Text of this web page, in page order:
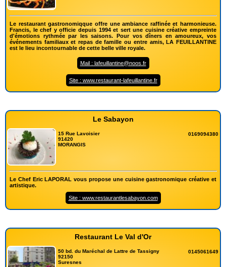
Le restaurant gastronomiqque offre une ambiance raffinée et harmonieuse.
Francis, le chef y officie depuis 1994 et sert une cuisine créative empreinte
d'émotions rythmée par les saisons. Pour vos dîners en amoureux, vos
événements familiaux et repas de famille ou entre amis, LA FEUILLANTINE
est le lieu incontournable de cette belle ville royale.
Mail : lafeuillantine@noos.fr
Site : www.restaurant-lafeuillantine.fr
Le Sabayon
15 Rue Lavoisier
91420
MORANGIS
0169094380
Le Chef Eric LAPORAL vous propose une cuisine gastronomique créative et
artistique.
Site : www.restaurantlesabayon.com
Restaurant Le Val d'Or
50 bd. du Maréchal de Lattre de Tassigny
92150
Suresnes
0145061649